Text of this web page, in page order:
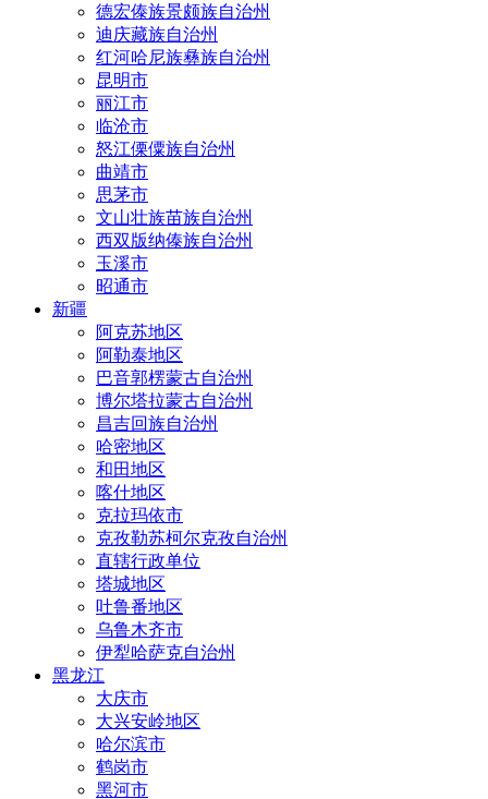
德宏傣族景颇族自治州
迪庆藏族自治州
红河哈尼族彝族自治州
昆明市
丽江市
临沧市
怒江傈僳族自治州
曲靖市
思茅市
文山壮族苗族自治州
西双版纳傣族自治州
玉溪市
昭通市
新疆
阿克苏地区
阿勒泰地区
巴音郭楞蒙古自治州
博尔塔拉蒙古自治州
昌吉回族自治州
哈密地区
和田地区
喀什地区
克拉玛依市
克孜勒苏柯尔克孜自治州
直辖行政单位
塔城地区
吐鲁番地区
乌鲁木齐市
伊犁哈萨克自治州
黑龙江
大庆市
大兴安岭地区
哈尔滨市
鹤岗市
黑河市